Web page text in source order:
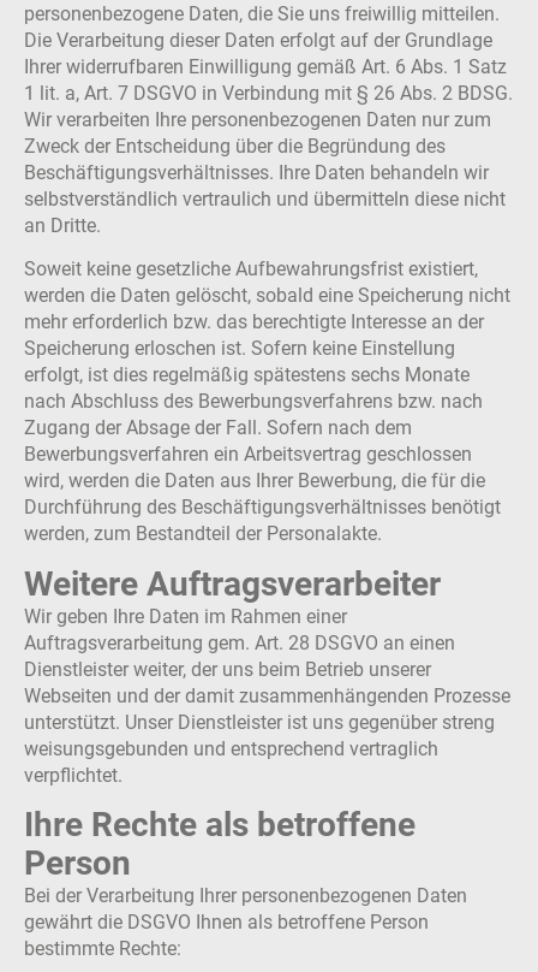
personenbezogene Daten, die Sie uns freiwillig mitteilen.
Die Verarbeitung dieser Daten erfolgt auf der Grundlage
Ihrer widerrufbaren Einwilligung gemäß Art. 6 Abs. 1 Satz
1 lit. a, Art. 7 DSGVO in Verbindung mit § 26 Abs. 2 BDSG.
Wir verarbeiten Ihre personenbezogenen Daten nur zum
Zweck der Entscheidung über die Begründung des
Beschäftigungsverhältnisses. Ihre Daten behandeln wir
selbstverständlich vertraulich und übermitteln diese nicht
an Dritte.
Soweit keine gesetzliche Aufbewahrungsfrist existiert,
werden die Daten gelöscht, sobald eine Speicherung nicht
mehr erforderlich bzw. das berechtigte Interesse an der
Speicherung erloschen ist. Sofern keine Einstellung
erfolgt, ist dies regelmäßig spätestens sechs Monate
nach Abschluss des Bewerbungsverfahrens bzw. nach
Zugang der Absage der Fall. Sofern nach dem
Bewerbungsverfahren ein Arbeitsvertrag geschlossen
wird, werden die Daten aus Ihrer Bewerbung, die für die
Durchführung des Beschäftigungsverhältnisses benötigt
werden, zum Bestandteil der Personalakte.
Weitere Auftragsverarbeiter
Wir geben Ihre Daten im Rahmen einer
Auftragsverarbeitung gem. Art. 28 DSGVO an einen
Dienstleister weiter, der uns beim Betrieb unserer
Webseiten und der damit zusammenhängenden Prozesse
unterstützt. Unser Dienstleister ist uns gegenüber streng
weisungsgebunden und entsprechend vertraglich
verpflichtet.
Ihre Rechte als betroffene
Person
Bei der Verarbeitung Ihrer personenbezogenen Daten
gewährt die DSGVO Ihnen als betroffene Person
bestimmte Rechte: